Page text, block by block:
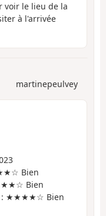
voir le lieu de la
à l'arrivée
martinepeulvey
Bien
Bien
: ★★★★☆ Bien